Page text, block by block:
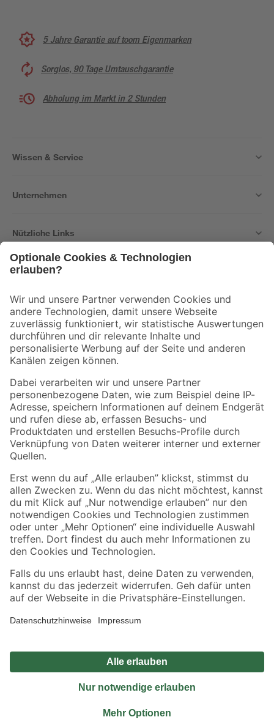
5 Jahre Garantie auf toom Eigenmarken
Sorglos, 90 Tage Umtauschgarantie
Abholung im Markt in 2 Stunden
Wissen & Service
Unternehmen
Nützliche Links
Der toom Newsletter: Keine Angebote und Aktionen mehr verpassen!
Zur Newsletter Anmeldung
Folge uns
Zahlungsarten Versandarten
Sicher einkaufen
Jetzt die toom-App herunterladen
Alle Preisangaben in EUR inkl. gesetzl. MwSt.. Die dargestellten Angebote sind unter
Umständen nicht in allen Märkten verfügbar. Die angegebenen Verfügbarkeiten beziehen
Produkte nur solange der Vorrat reicht.
*Paketversand ab 59 € versandkostenfrei, gilt nicht für Artikel mit Speditionsversand, hier
Privatsphäre Impressum
Nutzungsbedingungen
Widerrufsrecht
Vertrag widerrufen
© 2026 toom Baumarkt GmbH